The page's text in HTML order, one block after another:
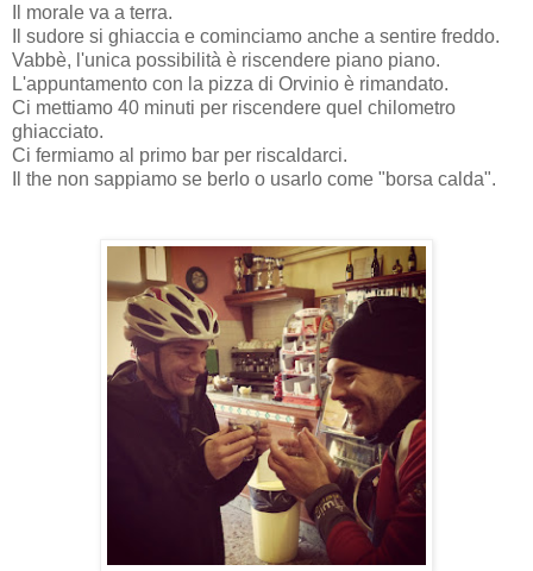
Il morale va a terra.
Il sudore si ghiaccia e cominciamo anche a sentire freddo.
Vabbè, l'unica possibilità è riscendere piano piano.
L'appuntamento con la pizza di Orvinio è rimandato.
Ci mettiamo 40 minuti per riscendere quel chilometro
ghiacciato.
Ci fermiamo al primo bar per riscaldarci.
Il the non sappiamo se berlo o usarlo come "borsa calda".